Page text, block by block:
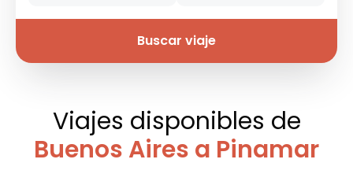
Buscar viaje
Viajes disponibles de
Buenos Aires a Pinamar